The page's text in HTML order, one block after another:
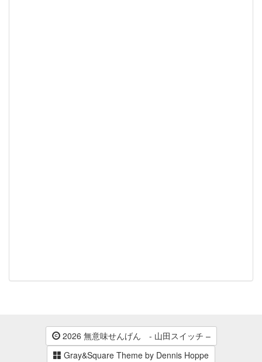
2026 無意味せんげん - 山田スイッチ –
Gray&Square Theme by Dennis Hoppe